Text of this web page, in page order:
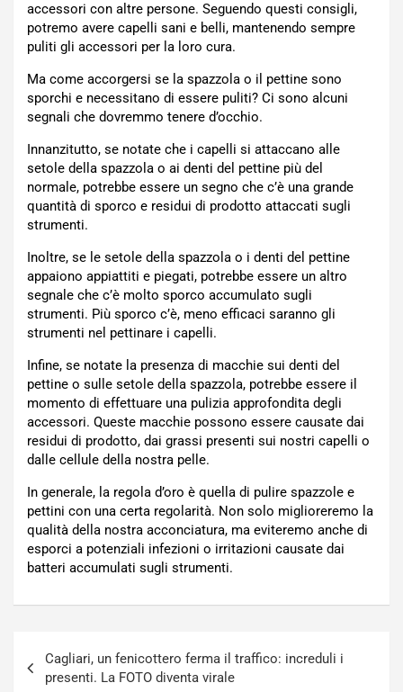
accessori con altre persone. Seguendo questi consigli,
potremo avere capelli sani e belli, mantenendo sempre
puliti gli accessori per la loro cura.
Ma come accorgersi se la spazzola o il pettine sono
sporchi e necessitano di essere puliti? Ci sono alcuni
segnali che dovremmo tenere d’occhio.
Innanzitutto, se notate che i capelli si attaccano alle
setole della spazzola o ai denti del pettine più del
normale, potrebbe essere un segno che c’è una grande
quantità di sporco e residui di prodotto attaccati sugli
strumenti.
Inoltre, se le setole della spazzola o i denti del pettine
appaiono appiattiti e piegati, potrebbe essere un altro
segnale che c’è molto sporco accumulato sugli
strumenti. Più sporco c’è, meno efficaci saranno gli
strumenti nel pettinare i capelli.
Infine, se notate la presenza di macchie sui denti del
pettine o sulle setole della spazzola, potrebbe essere il
momento di effettuare una pulizia approfondita degli
accessori. Queste macchie possono essere causate dai
residui di prodotto, dai grassi presenti sui nostri capelli o
dalle cellule della nostra pelle.
In generale, la regola d’oro è quella di pulire spazzole e
pettini con una certa regolarità. Non solo miglioreremo la
qualità della nostra acconciatura, ma eviteremo anche di
esporci a potenziali infezioni o irritazioni causate dai
batteri accumulati sugli strumenti.
articoli
Cagliari, un fenicottero ferma il traffico: increduli i
presenti. La FOTO diventa virale